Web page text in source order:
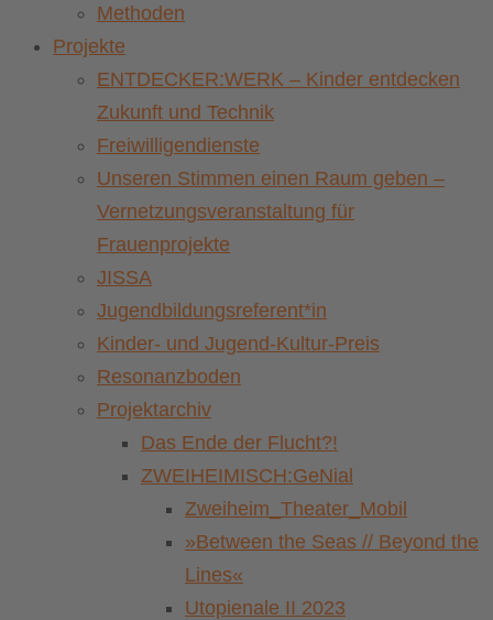
Methoden
Projekte
ENTDECKER:WERK – Kinder entdecken
Zukunft und Technik
Freiwilligendienste
Unseren Stimmen einen Raum geben –
Vernetzungsveranstaltung für
Frauenprojekte
JISSA
Jugendbildungsreferent*in
Kinder- und Jugend-Kultur-Preis
Resonanzboden
Projektarchiv
Das Ende der Flucht?!
ZWEIHEIMISCH:GeNial
Zweiheim_Theater_Mobil
»Between the Seas // Beyond the
Lines«
Utopienale II 2023